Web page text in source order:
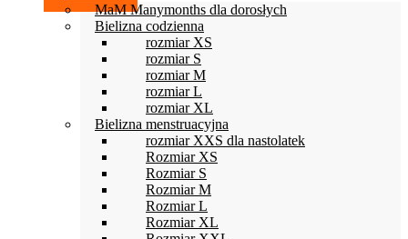
MaM Manymonths dla dorosłych
Bielizna codzienna
rozmiar XS
rozmiar S
rozmiar M
rozmiar L
rozmiar XL
Bielizna menstruacyjna
rozmiar XXS dla nastolatek
Rozmiar XS
Rozmiar S
Rozmiar M
Rozmiar L
Rozmiar XL